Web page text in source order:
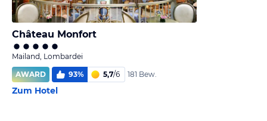
Château Monfort
Mailand, Lombardei
AWARD
93% 5,7/6 181 Bew.
Zum Hotel